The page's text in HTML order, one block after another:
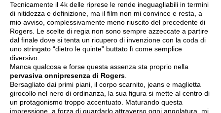
Tecnicamente il 4k delle riprese le rende ineguagliabili in termini
di nitidezza e definizione, ma il film non mi convince e resta, a
mio avviso, complessivamente meno riuscito del precedente di
Rogers. Le scelte di regia non sono sempre azzeccate a partire
dal finale dove si tenta un ricupero di invenzione con la coda di
uno stringato “dietro le quinte” buttato lì come semplice
diversivo.
Manca qualcosa e forse questa assenza sta proprio nella
pervasiva onnipresenza di Rogers.
Bersagliato dai primi piani, il corpo scarnito, jeans e maglietta
girocollo nel nero di ordinanza, la sua figura si mette al centro di
un protagonismo troppo accentuato. Maturando questa
impressione, a forza di guardarlo attraverso ogni angolatura, mi